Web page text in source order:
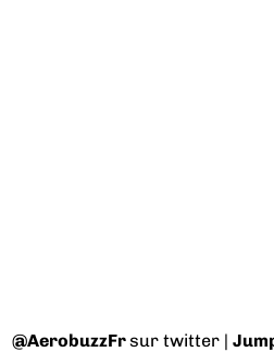
@AerobuzzFrsur twitter |